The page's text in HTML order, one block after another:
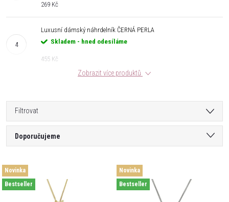
269 Kč
Luxusní dámský náhrdelník ČERNÁ PERLA
Skladem - hned odesíláme
455 Kč
Zobrazit více produktů
Filtrovat
Ř
a
z
Doporučujeme
Nejdražší
Nejprodávanější
V
Novinka
Bestseller
Novinka
Bestseller